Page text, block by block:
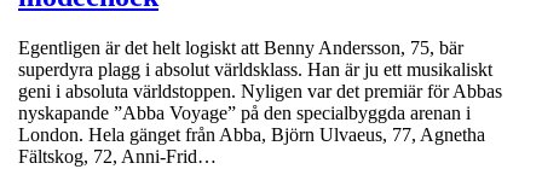
Egentligen är det helt logiskt att Benny Andersson, 75, bär
superdyra plagg i absolut världsklass. Han är ju ett musikaliskt
geni i absoluta världstoppen. Nyligen var det premiär för Abbas
nyskapande ”Abba Voyage” på den specialbyggda arenan i
London. Hela gänget från Abba, Björn Ulvaeus, 77, Agnetha
Fältskog, 72, Anni-Frid…